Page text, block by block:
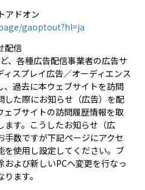
アドオン
gaoptout?hl=ja
配信
、各種広告配信事業者の広告サ
スプレイ広告／オーディエンス
、過去に本ウェブサイトを訪問
した際にお知らせ（広告）を配
ブサイトの訪問履歴情報を取
ます。こうしたお知らせ（広
数ですが下記ページにアクセ
を使用し設定してください。ブ
よび新しいPCへ変更を行なっ
ます。